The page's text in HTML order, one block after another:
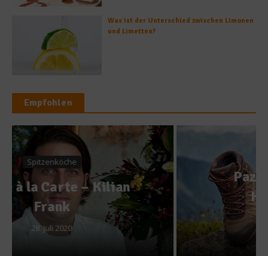
Was ist der Unterschied zwischen Limonen
und Limetten?
Empfohlen
News
Paznaun: Regionaler
Hochgenuss im
Hochgebirge
8. Juni 2021